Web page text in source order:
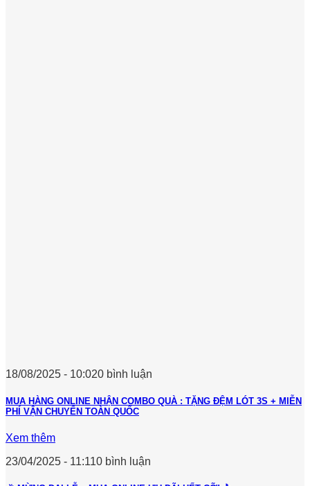
18/08/2025 - 10:020 bình luận
MUA HÀNG ONLINE NHẬN COMBO QUÀ : TẶNG ĐỆM LÓT 3S + MIỄN
PHÍ VẬN CHUYỂN TOÀN QUỐC
Xem thêm
23/04/2025 - 11:110 bình luận